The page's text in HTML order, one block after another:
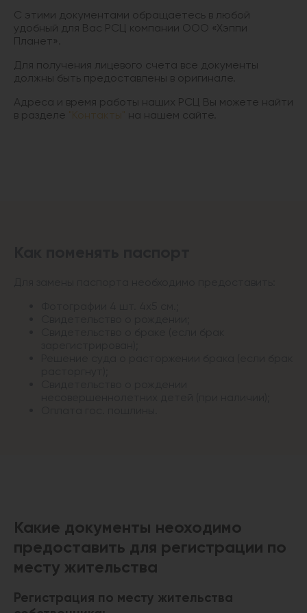
С этими документами обращаетесь в любой
удобный для Вас РСЦ компании ООО «Хэппи
Планет».
Для получения лицевого счета все документы
должны быть предоставлены в оригинале.
Адреса и время работы наших РСЦ Вы можете найти
в разделе
на нашем сайте.
Какие документы неоходимо
предоставить для регистрации по
месту жительства
Регистрация по месту жительства